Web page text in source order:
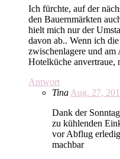
Ich fürchte, auf der
den Bauernmärkten
hielt mich nur der
davon ab.. Wenn ich
zwischenlagere und
Hotelküche anvertraue,
Antwort
TinaAug. 27,
Dank der
zu kühlenden
vor Abflug
machbar